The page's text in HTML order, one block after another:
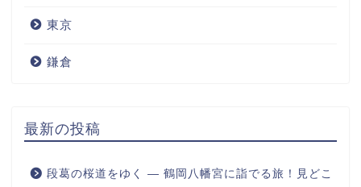
東京
鎌倉
最新の投稿
段葛の桜道をゆく ― 鶴岡八幡宮に詣でる旅！見どこ